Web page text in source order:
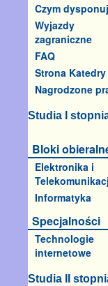
Czym
Wyjazdy
zagraniczne
FAQ
Strona Katedry
Nagrodzone
Studia I
Bloki
Elektronika i
Informatyka
Specjalności
Technologie
internetowe
Studia II